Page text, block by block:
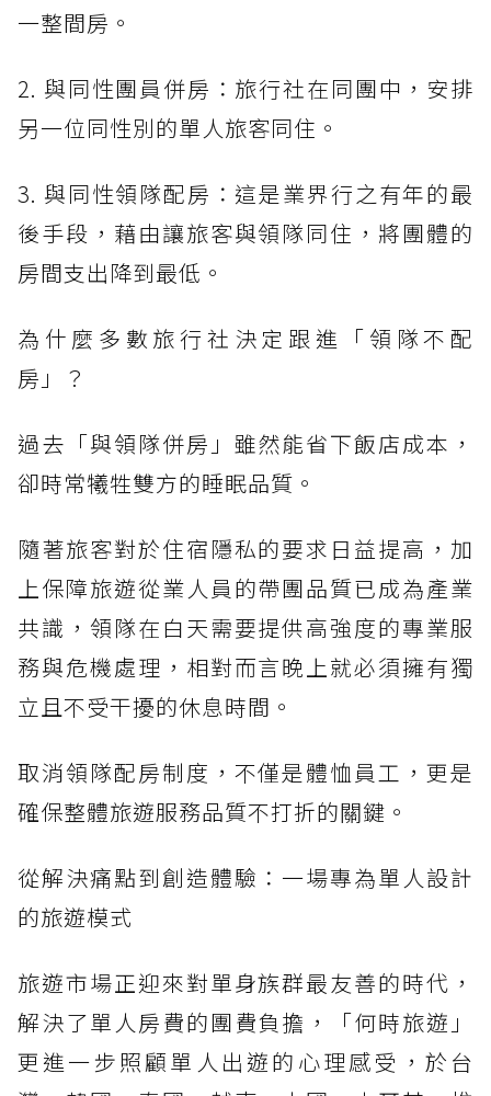
一整間房。
2. 與同性團員併房：旅行社在同團中，安排
另一位同性別的單人旅客同住。
3. 與同性領隊配房：這是業界行之有年的最
後手段，藉由讓旅客與領隊同住，將團體的
房間支出降到最低。
為什麼多數旅行社決定跟進「領隊不配
房」？
過去「與領隊併房」雖然能省下飯店成本，
卻時常犧牲雙方的睡眠品質。
隨著旅客對於住宿隱私的要求日益提高，加
上保障旅遊從業人員的帶團品質已成為產業
共識，領隊在白天需要提供高強度的專業服
務與危機處理，相對而言晚上就必須擁有獨
立且不受干擾的休息時間。
取消領隊配房制度，不僅是體恤員工，更是
確保整體旅遊服務品質不打折的關鍵。
從解決痛點到創造體驗：一場專為單人設計
的旅遊模式
旅遊市場正迎來對單身族群最友善的時代，
解決了單人房費的團費負擔，「何時旅遊」
更進一步照顧單人出遊的心理感受，於台